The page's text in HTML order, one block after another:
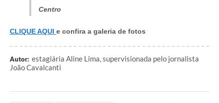
Centro
CLIQUE AQUI e confira a galeria de fotos
Autor: estagiária Aline Lima, supervisionada pelo jornalista
João Cavalcanti